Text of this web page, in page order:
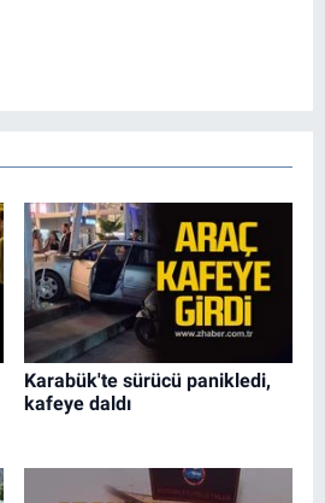
Karabük'te sürücü panikledi,
kafeye daldı